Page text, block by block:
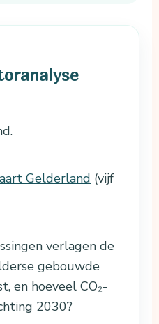
Gelderland (vijf
verlagen de
gebouwde
en hoeveel CO₂-
2030?